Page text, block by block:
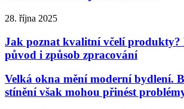
28. října 2025
Jak poznat kvalitní včelí produkty?
původ i způsob zpracování
Velká okna mění moderní bydlení.
stínění však mohou přinést